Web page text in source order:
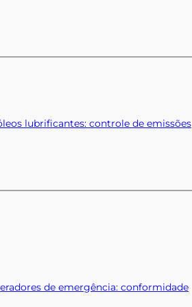
lubrificantes: controle de emissões
de emergência: conformidade